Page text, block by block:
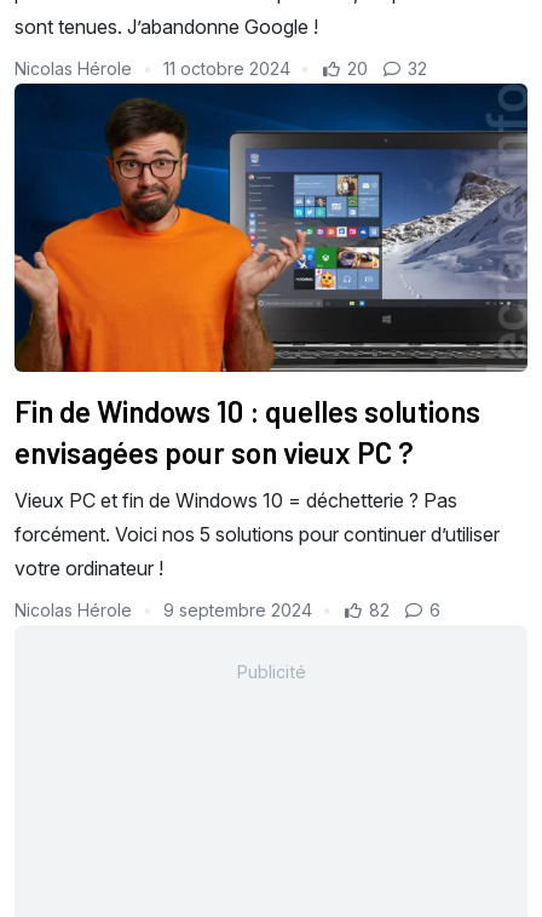
sont tenues. J’abandonne Google !
Nicolas Hérole 11 octobre 2024 20 32
Fin de Windows 10 : quelles solutions
envisagées pour son vieux PC ?
Vieux PC et fin de Windows 10 = déchetterie ? Pas
forcément. Voici nos 5 solutions pour continuer d’utiliser
votre ordinateur !
Nicolas Hérole 9 septembre 2024 82 6